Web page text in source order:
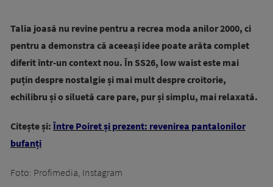
Talia joasă nu revine pentru a recrea moda anilor 2000, ci
pentru a demonstra că aceeași idee poate arăta complet
diferit într-un context nou. În SS26, low waist este mai
puțin despre nostalgie și mai mult despre croitorie,
echilibru și o siluetă care pare, pur și simplu, mai relaxată.
Citește și: Între Poiret și prezent: revenirea pantalonilor
bufanți
Foto: Profimedia, Instagram